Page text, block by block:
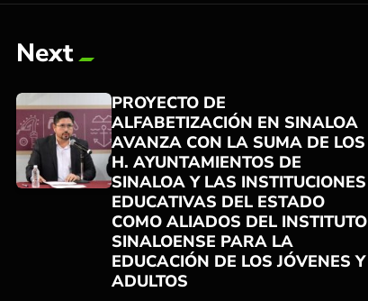
Next
PROYECTO DE
ALFABETIZACIÓN EN SINALOA
AVANZA CON LA SUMA DE LOS
H. AYUNTAMIENTOS DE
SINALOA Y LAS INSTITUCIONES
EDUCATIVAS DEL ESTADO
COMO ALIADOS DEL INSTITUTO
SINALOENSE PARA LA
EDUCACIÓN DE LOS JÓVENES Y
ADULTOS